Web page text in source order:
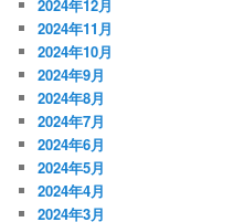
2024年12月
2024年11月
2024年10月
2024年9月
2024年8月
2024年7月
2024年6月
2024年5月
2024年4月
2024年3月